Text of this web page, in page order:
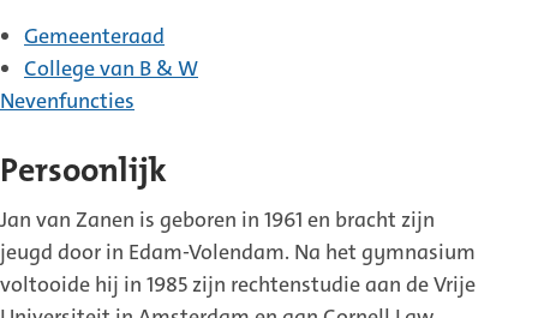
Gemeenteraad
College van B & W
Nevenfuncties
Persoonlijk
Jan van Zanen is geboren in 1961 en bracht zijn
jeugd door in Edam-Volendam. Na het gymnasium
voltooide hij in 1985 zijn rechtenstudie aan de Vrije